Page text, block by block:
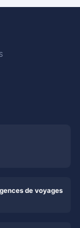
de voyages